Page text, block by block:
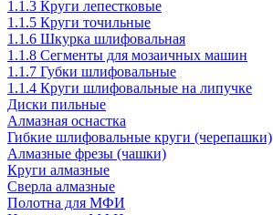
1.1.3 Круги лепестковые
1.1.5 Круги точильные
1.1.6 Шкурка шлифовальная
1.1.8 Сегменты для мозаичных машин
1.1.7 Губки шлифовальные
1.1.4 Круги шлифовальные на липучке
Диски пильные
Алмазная оснастка
Гибкие шлифовальные круги (черепашки)
Алмазные фрезы (чашки)
Круги алмазные
Сверла алмазные
Полотна для МФИ